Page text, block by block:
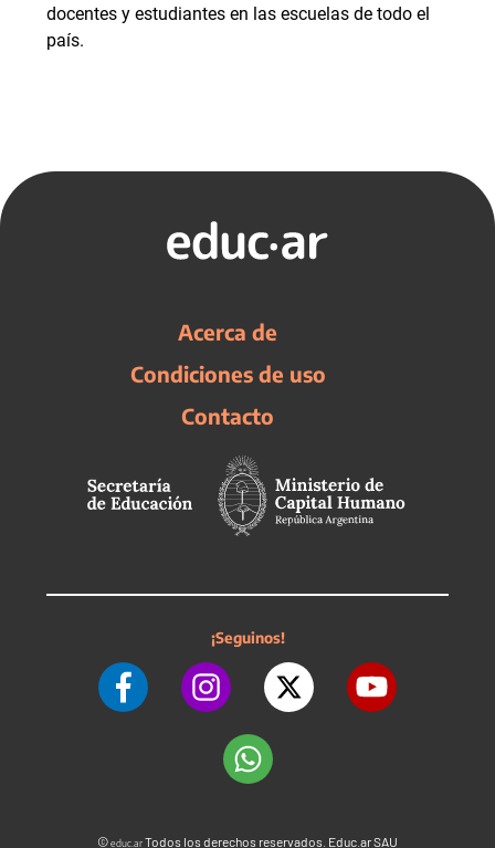
docentes y estudiantes en las escuelas de todo el
país.
Acerca de
Condiciones de uso
Contacto
¡Seguinos!
©educ.arTodos los derechos reservados. Educ.ar SAU